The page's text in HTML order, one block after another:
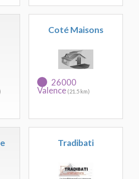
Coté Maisons
26000
Valence (21.5 km)
Tradibati